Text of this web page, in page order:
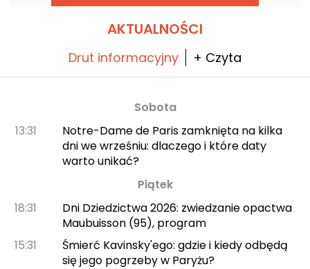
AKTUALNOŚCI
Drut informacyjny + Czyta
Sobota
13:31
Notre-Dame de Paris zamknięta na kilka
dni we wrześniu: dlaczego i które daty
warto unikać?
Piątek
18:31
Dni Dziedzictwa 2026: zwiedzanie opactwa
Maubuisson (95), program
15:31
Śmierć Kavinsky'ego: gdzie i kiedy odbędą
się jego pogrzeby w Paryżu?